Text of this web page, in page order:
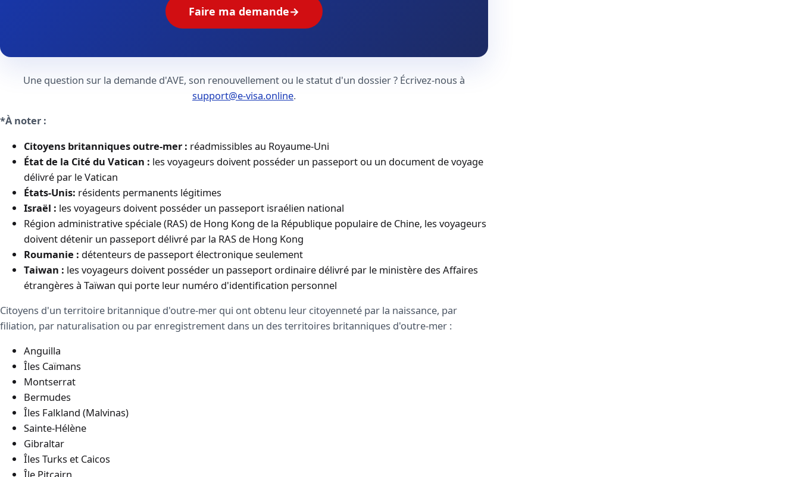
Faire ma demande→
Une question sur la demande d'AVE, son renouvellement ou le statut d'un dossier ? Écrivez-nous à
support@e-visa.online.
*À noter :
Citoyens britanniques outre-mer : réadmissibles au Royaume-Uni
État de la Cité du Vatican : les voyageurs doivent posséder un passeport ou un document de voyage
délivré par le Vatican
États-Unis: résidents permanents légitimes
Israël : les voyageurs doivent posséder un passeport israélien national
Région administrative spéciale (RAS) de Hong Kong de la République populaire de Chine, les voyageurs
doivent détenir un passeport délivré par la RAS de Hong Kong
Roumanie : détenteurs de passeport électronique seulement
Taiwan : les voyageurs doivent posséder un passeport ordinaire délivré par le ministère des Affaires
étrangères à Taïwan qui porte leur numéro d'identification personnel
Citoyens d'un territoire britannique d'outre-mer qui ont obtenu leur citoyenneté par la naissance, par
filiation, par naturalisation ou par enregistrement dans un des territoires britanniques d'outre-mer :
Anguilla
Îles Caïmans
Montserrat
Bermudes
Îles Falkland (Malvinas)
Sainte-Hélène
Gibraltar
Îles Turks et Caicos